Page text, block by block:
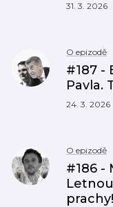
31. 3. 2026
O epizodě
#187 -
Pavla.
24. 3. 2026
O epizodě
#186 -
prachy!